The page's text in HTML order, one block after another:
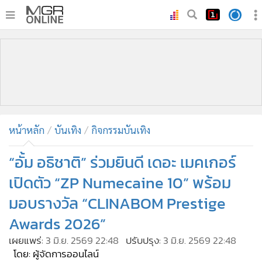
• บันเทิง
ผู้จัดการรายวัน
คอลัมนิสต์
• ละคร
• CbizReview
• Cyber BIZ
• ผู้จัดกวน
Good health & Well-being
หน้าหลัก บันเทิง กิจกรรมบันเทิง
“อั้ม อธิชาติ” ร่วมยินดี เดอะ เมคเกอร์
เปิดตัว “ZP Numecaine 10” พร้อม
มอบรางวัล “CLINABOM Prestige
Awards 2026”
เผยแพร่: 3 มิ.ย. 2569 22:48 ปรับปรุง: 3 มิ.ย. 2569 22:48
โดย: ผู้จัดการออนไลน์